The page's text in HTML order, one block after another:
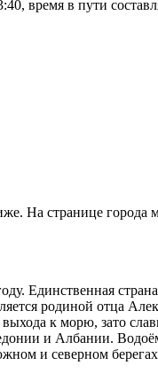
время в пути
На странице города
Единственная
родиной отца
к морю, зато
и Албании.
и северном